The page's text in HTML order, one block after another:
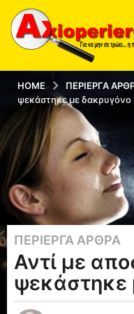
HOME ΠΕΡΊΕΡΓΑ
ψεκάστηκε με δακρυγόνο
1
2
τ
ΠΕΡΊΕΡΓΑ ΆΡΘΡΑ
Αντί με
ψεκάστηκε